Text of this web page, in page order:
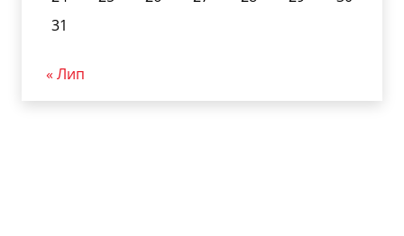
31
« Лип